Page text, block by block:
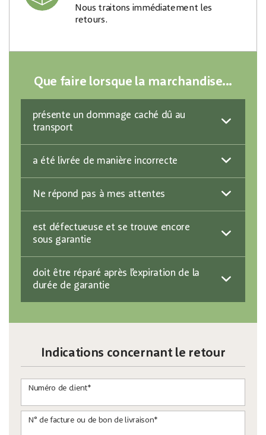
Nous traitons immédiatement les
retours.
Que faire lorsque la marchandise...
présente un dommage caché dû au
transport
a été livrée de manière incorrecte
Ne répond pas à mes attentes
est défectueuse et se trouve encore
sous garantie
doit être réparé après l’expiration de la
durée de garantie
Indications concernant le retour
Numéro de client*
N° de facture ou de bon de livraison*